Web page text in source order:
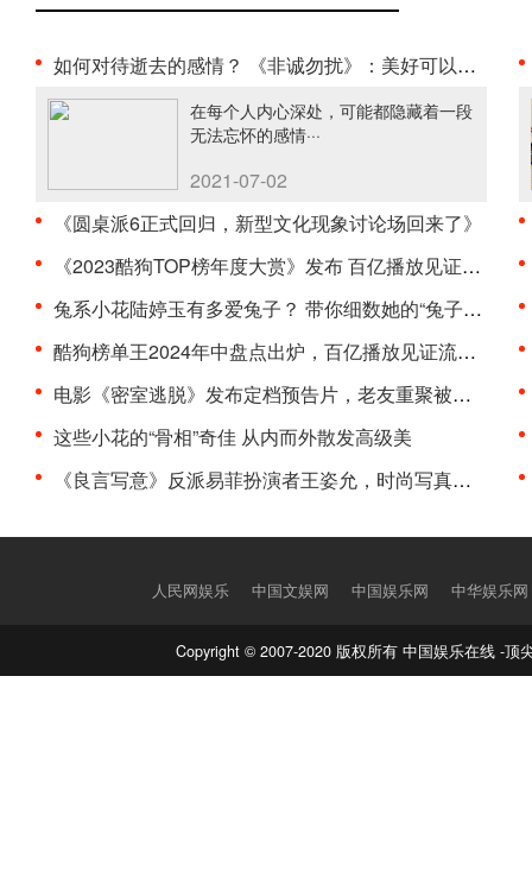
如何对待逝去的感情？ 《非诚勿扰》：美好可以怀念，···
在每个人内心深处，可能都隐藏着一段
无法忘怀的感情···
2021-07-02
《圆桌派6正式回归，新型文化现象讨论场回来了》
《2023酷狗TOP榜年度大赏》发布 百亿播放见证流行诞···
兔系小花陆婷玉有多爱兔子？ 带你细数她的“兔子控”···
酷狗榜单王2024年中盘点出炉，百亿播放见证流行趋势···
电影《密室逃脱》发布定档预告片，老友重聚被困泰国···
这些小花的“骨相”奇佳 从内而外散发高级美
《良言写意》反派易菲扮演者王姿允，时尚写真曝光气···
人民网娱乐 中国文娱网 中国娱乐网 中华娱乐网
Copyright © 2007-2020 版权所有 中国娱乐在线 -顶